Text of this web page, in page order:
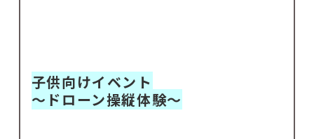
子供向けイベント
～ドローン操縦体験～